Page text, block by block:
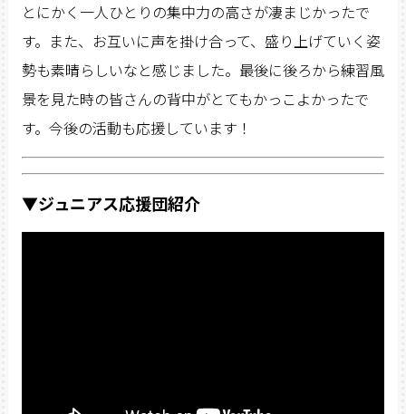
とにかく一人ひとりの集中力の高さが凄まじかったで
す。また、お互いに声を掛け合って、盛り上げていく姿
勢も素晴らしいなと感じました。最後に後ろから練習風
景を見た時の皆さんの背中がとてもかっこよかったで
す。今後の活動も応援しています！
▼ジュニアス応援団紹介